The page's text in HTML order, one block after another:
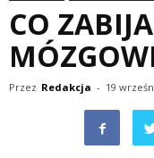
CO
Przez Redakcja - 19